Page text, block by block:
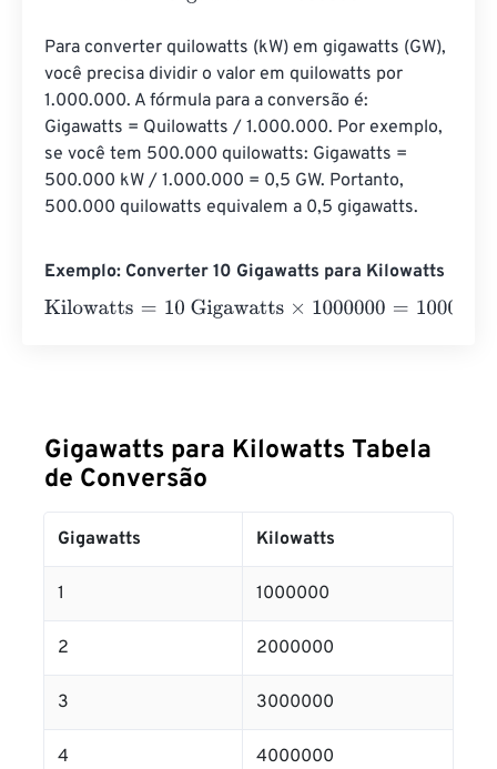
Para converter quilowatts (kW) em gigawatts (GW),
você precisa dividir o valor em quilowatts por
1.000.000. A fórmula para a conversão é:
Gigawatts = Quilowatts / 1.000.000. Por exemplo,
se você tem 500.000 quilowatts: Gigawatts =
500.000 kW / 1.000.000 = 0,5 GW. Portanto,
500.000 quilowatts equivalem a 0,5 gigawatts.
Exemplo: Converter 10 Gigawatts para Kilowatts
Kilowatts=10 Gigawatts×1000000=10000000 Kilowatts
Gigawatts para Kilowatts Tabela
de Conversão
Gigawatts Kilowatts
1 1000000
2 2000000
3 3000000
4 4000000